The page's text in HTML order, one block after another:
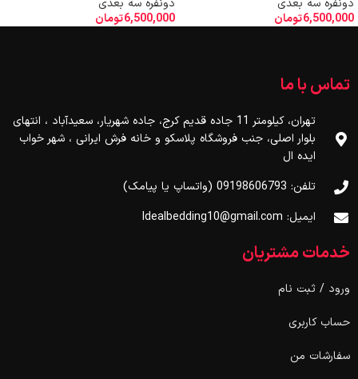
6,500,000تومان
6,500,000تومان
تماس با ما
تهران، کیلومتر 11 جاده قدیم کرج، جاده شهریار، سعیدآباد ، انتهای
بلوار اصلی، جنب فروشگاه پلاسکو و خانه فرش ایرانی ، شهر خواب
ایده ال
تلفن: 09198606793 (واتساپ یا پیامک)
ایمیل: Idealbedding10@gmail.com
خدمات مشتریان
ورود / ثبت نام
حساب کاربری
سفارشات من